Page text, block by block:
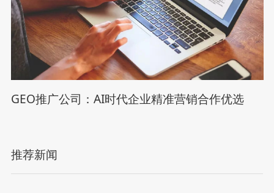
GEO推广公司：AI时代企业精准营销合作优选
推荐新闻